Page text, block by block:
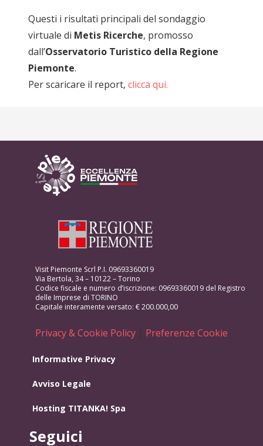
Questi i risultati principali del sondaggio
virtuale di Metis Ricerche, promosso
dall’Osservatorio Turistico della Regione
Piemonte.
Per scaricare il report, clicca qui.
Visit Piemonte Scrl P.I. 09693360019
Via Bertola, 34 – 10122 – Torino
Codice fiscale e numero d’iscrizione: 09693360019 del Registro
delle Imprese di TORINO
Capitale interamente versato: € 200.000,00
Privacy & Cookie Policy | Preferenze Cookie
Informative Privacy
Avviso Legale
Hosting TITANKA! Spa
Seguici